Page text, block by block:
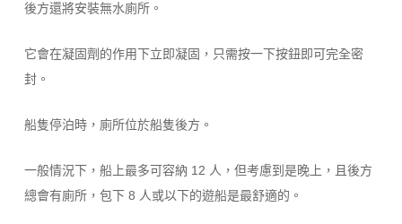
後方還將安裝無水廁所。
它會在凝固劑的作用下立即凝固，只需按一下按鈕即可完全密
封。
船隻停泊時，廁所位於船隻後方。
一般情況下，船上最多可容納 12 人，但考慮到是晚上，且後方
總會有廁所，包下 8 人或以下的遊船是最舒適的。